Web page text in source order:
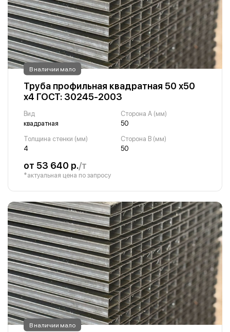
В наличии мало
Труба профильная квадратная 50 х50
х4 ГОСТ: 30245-2003
Вид
квадратная
Сторона A (мм)
50
Толщина стенки (мм)
4
Сторона B (мм)
50
от 53 640 р./т
*актуальная цена по запросу
В наличии мало